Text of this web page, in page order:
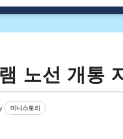
노선 개통
미니스토리